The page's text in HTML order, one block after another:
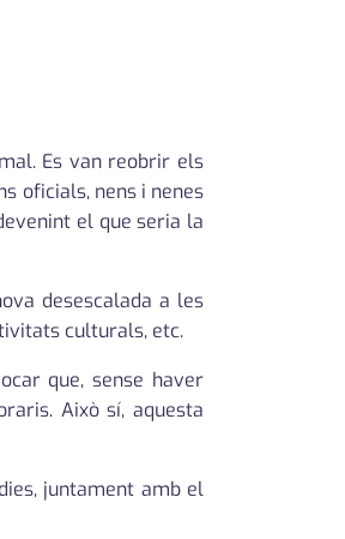
Es van reobrir els
oficials, nens i nenes
el que seria la
desescalada a les
culturals, etc.
que, sense haver
Això sí, aquesta
juntament amb el